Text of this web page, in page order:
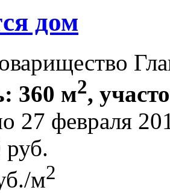
дом
360 м2,
27 февраля
руб.
м2